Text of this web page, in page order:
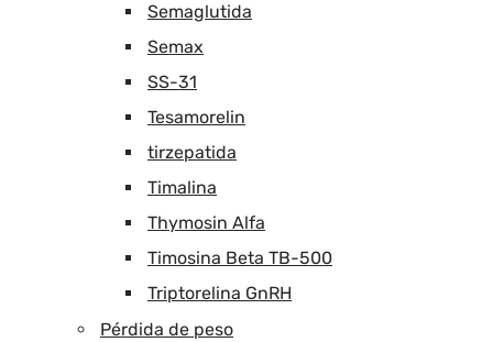
Semaglutida
Semax
SS-31
Tesamorelin
tirzepatida
Timalina
Thymosin Alfa
Timosina Beta TB-500
Triptorelina GnRH
Pérdida de peso